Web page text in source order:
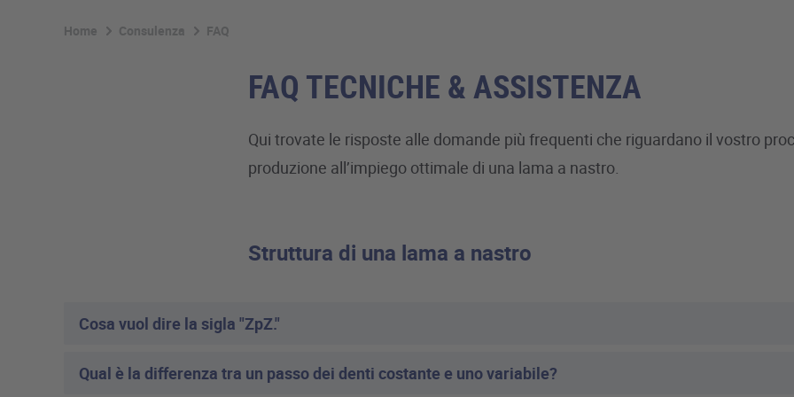
Home Consulenza FAQ
FAQ TECNICHE & ASSISTENZA
Qui trovate le risposte alle domande più frequenti che riguardano il vostro
produzione all’impiego ottimale di una lama a nastro.
Struttura di una lama a nastro
Cosa vuol dire la sigla "ZpZ."
Qual è la differenza tra un passo dei denti costante e uno variabile?